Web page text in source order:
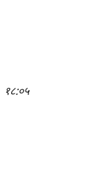
१८:०५